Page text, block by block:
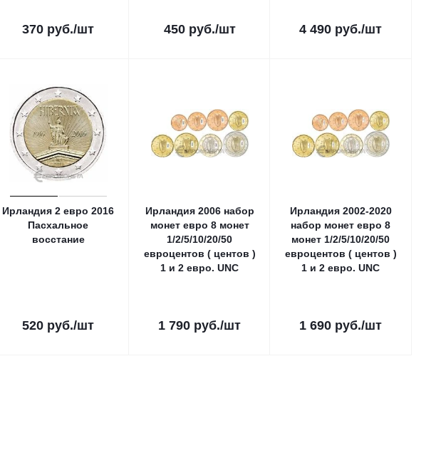
370 руб./шт 450руб./шт 4 490 руб./шт
Ирландия 2 евро 2016
Пасхальное
восстание
520 руб./шт
Ирландия 2006 набор
монет евро 8 монет
1/2/5/10/20/50
евроцентов ( центов )
1 и 2 евро. UNC
1 790 руб./шт
Ирландия 2002-2020
набор монет евро 8
монет 1/2/5/10/20/50
евроцентов ( центов )
1 и 2 евро. UNC
1 690 руб./шт